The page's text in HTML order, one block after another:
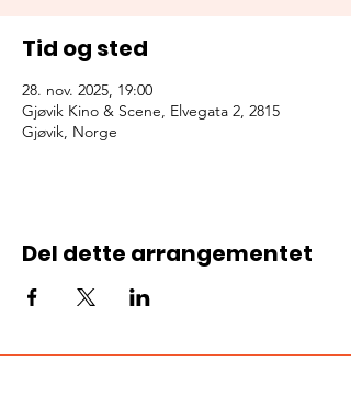
Tid og sted
28. nov. 2025, 19:00
Gjøvik Kino & Scene, Elvegata 2, 2815
Gjøvik, Norge
Del dette arrangementet